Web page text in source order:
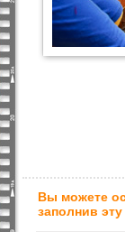
Вы можете
заполнив